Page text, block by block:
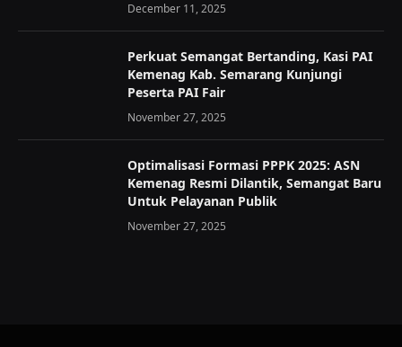
December 11, 2025
Perkuat Semangat Bertanding, Kasi PAI
Kemenag Kab. Semarang Kunjungi
Peserta PAI Fair
November 27, 2025
Optimalisasi Formasi PPPK 2025: ASN
Kemenag Resmi Dilantik, Semangat Baru
Untuk Pelayanan Publik
November 27, 2025